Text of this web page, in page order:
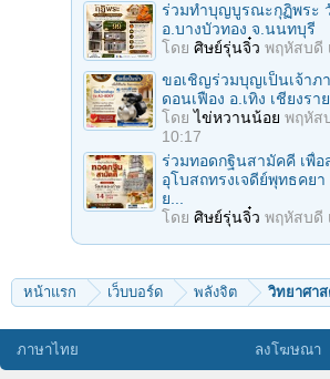
ร่วมทําบุญบูรณะกุฏิพระ
อ.บางบัวทอง จ.นนทบุรี
โดย ศิษย์รุ่นจิ๋ว พฤหัสบดี
ขอเชิญร่วมบุญเป็นเจ้าภ
ดอนเฟือง อ.เทิง เชียงราย
โดยไข่หวานน้อย พฤหัส
10:17
ร่วมทอดกฐินสามัคคี เพื่อ
อุโบสถทรงเจดีย์พุทธคย
ย...
โดย ศิษย์รุ่นจิ๋ว พฤหัสบดี
หน้าแรก เว็บบอร์ด พลังจิต วิทยาศา
ภาษาไทย ลงโฆษณา